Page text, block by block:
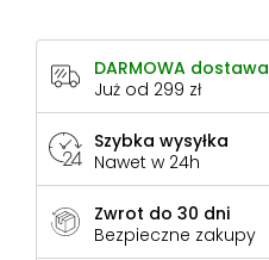
DARMOWA dostawa
Już od 299 zł
Szybka wysyłka
Nawet w 24h
Zwrot do 30 dni
Bezpieczne zakupy